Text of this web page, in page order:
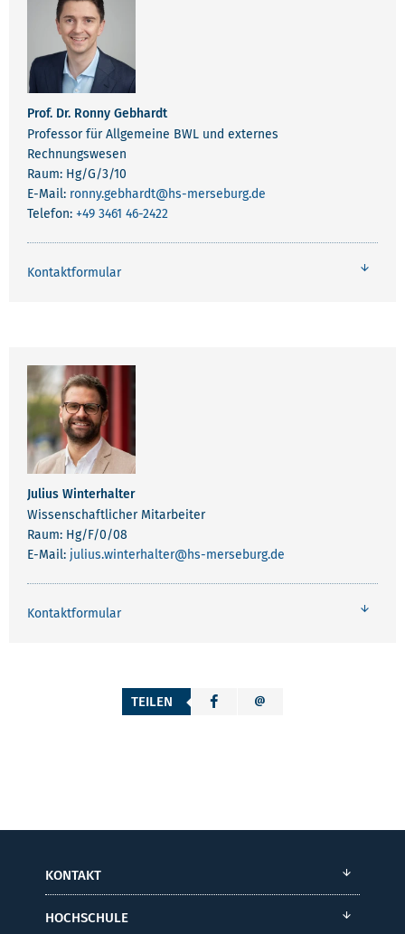
Prof. Dr. Ronny Gebhardt
Professor für Allgemeine BWL und externes
Rechnungswesen
Raum: Hg/G/3/10
E-Mail: ronny.gebhardt@hs-merseburg.de
Telefon: +49 3461 46-2422
Kontaktformular
Julius Winterhalter
Wissenschaftlicher Mitarbeiter
Raum: Hg/F/0/08
E-Mail: julius.winterhalter@hs-merseburg.de
Kontaktformular
TEILEN
KONTAKT
HOCHSCHULE